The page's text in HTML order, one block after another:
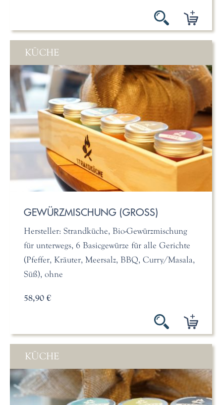
KÜCHE
GEWÜRZMISCHUNG (GROSS)
Hersteller: Strandküche, Bio-Gewürzmischung
für unterwegs, 6 Basicgewürze für alle Gerichte
(Pfeffer, Kräuter, Meersalz, BBQ, Curry/Masala,
Süß), ohne
58,90 €
KÜCHE